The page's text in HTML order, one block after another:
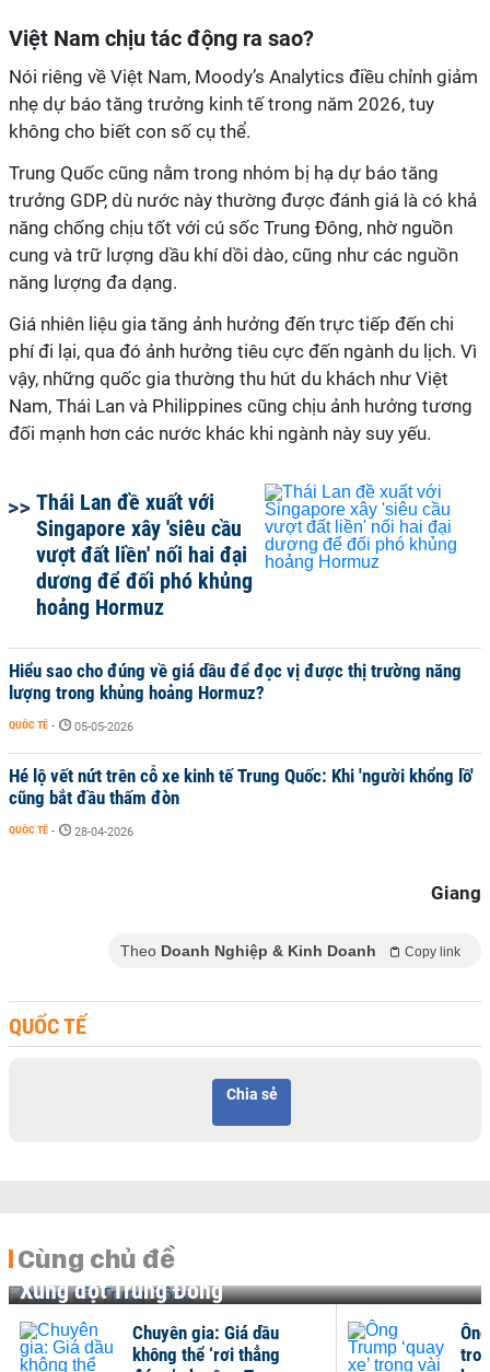
Việt Nam chịu tác động ra sao?
Nói riêng về Việt Nam, Moody’s Analytics điều chỉnh giảm
nhẹ dự báo tăng trưởng kinh tế trong năm 2026, tuy
không cho biết con số cụ thể.
Trung Quốc cũng nằm trong nhóm bị hạ dự báo tăng
trưởng GDP, dù nước này thường được đánh giá là có khả
năng chống chịu tốt với cú sốc Trung Đông, nhờ nguồn
cung và trữ lượng dầu khí dồi dào, cũng như các nguồn
năng lượng đa dạng.
Giá nhiên liệu gia tăng ảnh hưởng đến trực tiếp đến chi
phí đi lại, qua đó ảnh hưởng tiêu cực đến ngành du lịch. Vì
vậy, những quốc gia thường thu hút du khách như Việt
Nam, Thái Lan và Philippines cũng chịu ảnh hưởng tương
đối mạnh hơn các nước khác khi ngành này suy yếu.
Thái Lan đề xuất với
Singapore xây 'siêu cầu
vượt đất liền' nối hai đại
dương để đối phó khủng
hoảng Hormuz
Hiểu sao cho đúng về giá dầu để đọc vị được thị trường năng
lượng trong khủng hoảng Hormuz?
QUỐC TẾ - 05-05-2026
Hé lộ vết nứt trên cỗ xe kinh tế Trung Quốc: Khi 'người khổng lồ'
cũng bắt đầu thấm đòn
QUỐC TẾ - 28-04-2026
Giang
Theo Doanh Nghiệp & Kinh Doanh Copy link
QUỐC TẾ
Chia sẻ
Cùng chủ đề
Xung đột Trung Đông
Chuyên gia: Giá dầu
không thể ‘rơi thẳng